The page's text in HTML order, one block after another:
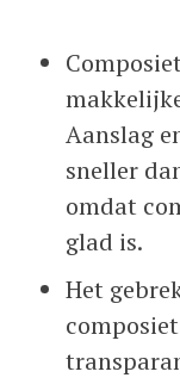
Aanslag
sneller
omdat
glad is.
Het